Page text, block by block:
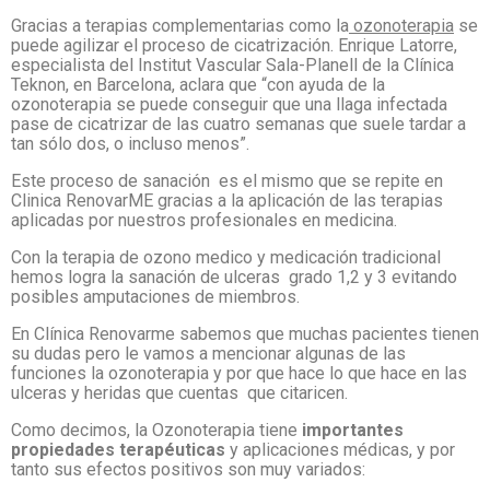
Gracias a terapias complementarias como la ozonoterapia se
puede agilizar el proceso de cicatrización. Enrique Latorre,
especialista del Institut Vascular Sala-Planell de la Clínica
Teknon, en Barcelona, aclara que “con ayuda de la
ozonoterapia se puede conseguir que una llaga infectada
pase de cicatrizar de las cuatro semanas que suele tardar a
tan sólo dos, o incluso menos”.
Este proceso de sanación es el mismo que se repite en
Clinica RenovarME gracias a la aplicación de las terapias
aplicadas por nuestros profesionales en medicina.
Con la terapia de ozono medico y medicación tradicional
hemos logra la sanación de ulceras grado 1,2 y 3 evitando
posibles amputaciones de miembros.
En Clínica Renovarme sabemos que muchas pacientes tienen
su dudas pero le vamos a mencionar algunas de las
funciones la ozonoterapia y por que hace lo que hace en las
ulceras y heridas que cuentas que citaricen.
Como decimos, la Ozonoterapia tiene importantes
propiedades terapéuticas y aplicaciones médicas, y por
tanto sus efectos positivos son muy variados: